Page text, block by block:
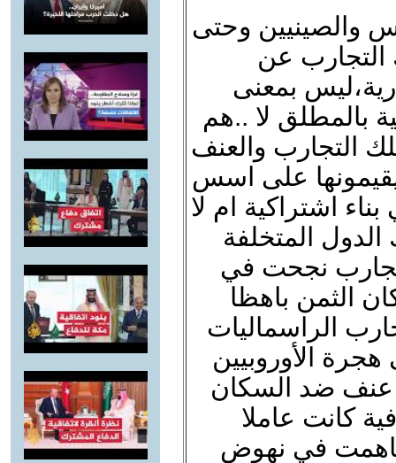
والصينيين وحتى
التجارب عن
بمعنى
بالمطلق لا ..هم
التجارب والعنف
على اسس
اشتراكية ام لا
المتخلفة
نجحت في
الثمن باهظا
الراسماليات
الأوروبيين
عنف ضد السكان
كانت عاملا
في نهوض